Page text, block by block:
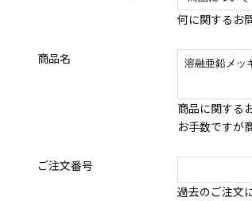
何に関するお
商品名
商品に関する
お手数ですが
ご注文番号
過去のご注文